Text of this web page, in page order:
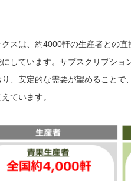
クスは、約4000軒の生産者との
しています。サブスクリプシ
り、安定的な需要が望めること
ています。